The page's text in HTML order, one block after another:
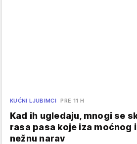
KUĆNI LJUBIMCI PRE 11 H
Kad ih ugledaju, mnogi se
rasa pasa koje iza moćnog
nežnu narav